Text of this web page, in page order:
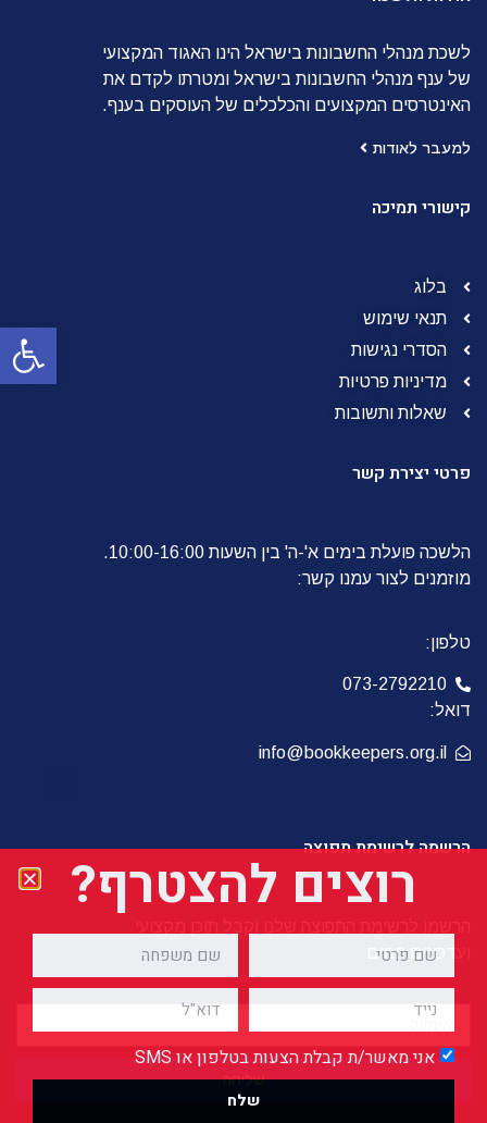
פתח
לשכת מנהלי החשבונות בישראל הינו האגוד המקצועי
של ענף מנהלי החשבונות בישראל ומטרתו לקדם את
האינטרסים המקצועים והכלכלים של העוסקים בענף.
למעבר לאודות
קישורי תמיכה
בלוג
תנאי שימוש
הסדרי נגישות
מדיניות פרטיות
שאלות ותשובות
פרטי יצירת קשר
הלשכה פועלת בימים א'-ה' בין השעות 10:00-16:00.
מוזמנים לצור עמנו קשר:
טלפון:
073-2792210
דואל:
info@bookkeepers.org.il
הרשמה לרשימת תפוצה
ועדכונים חמים
שליחה
רוצים להצטרף?
אני מאשר/ת קבלת הצעות בטלפון או SMS
שלח